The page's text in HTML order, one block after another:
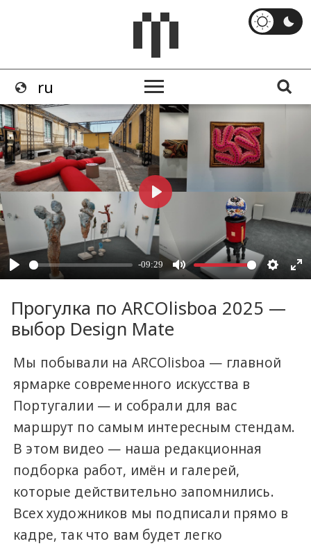
Прогулка по ARCOlisboa 2025 —
выбор Design Mate
Мы побывали на ARCOlisboa — главной
ярмарке современного искусства в
Португалии — и собрали для вас
маршрут по самым интересным стендам.
В этом видео — наша редакционная
подборка работ, имён и галерей,
которые действительно запомнились.
Всех художников мы подписали прямо в
кадре, так что вам будет легко